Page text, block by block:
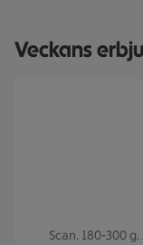
Veckans
Bildspel
Scan. 180-300 g.